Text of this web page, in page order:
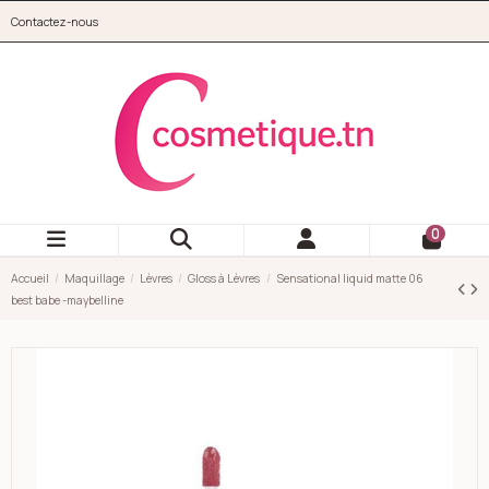
Contactez-nous
0
Accueil Maquillage Lèvres Gloss à Lèvres
Sensational liquid matte 06
best babe -maybelline